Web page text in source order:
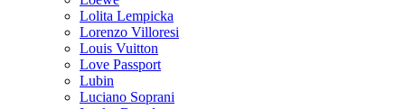
Lolita Lempicka
Lorenzo Villoresi
Louis Vuitton
Love Passport
Lubin
Luciano Soprani